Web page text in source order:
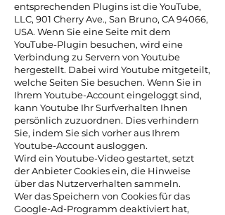
entsprechenden Plugins ist die YouTube,
LLC, 901 Cherry Ave., San Bruno, CA 94066,
USA. Wenn Sie eine Seite mit dem
YouTube-Plugin besuchen, wird eine
Verbindung zu Servern von Youtube
hergestellt. Dabei wird Youtube mitgeteilt,
welche Seiten Sie besuchen. Wenn Sie in
Ihrem Youtube-Account eingeloggt sind,
kann Youtube Ihr Surfverhalten Ihnen
persönlich zuzuordnen. Dies verhindern
Sie, indem Sie sich vorher aus Ihrem
Youtube-Account ausloggen.
Wird ein Youtube-Video gestartet, setzt
der Anbieter Cookies ein, die Hinweise
über das Nutzerverhalten sammeln.
Wer das Speichern von Cookies für das
Google-Ad-Programm deaktiviert hat,